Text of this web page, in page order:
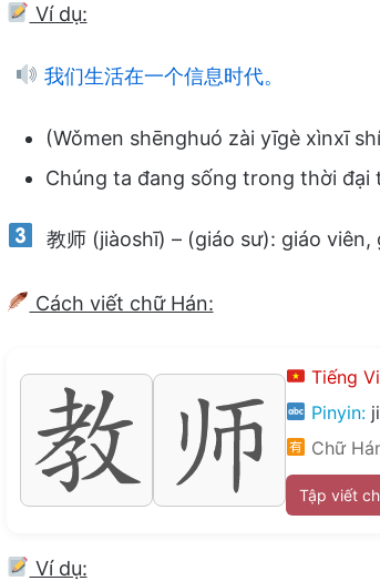
Ví dụ:
我们生活在一个信息时代。
(Wǒmen shēnghuó zài yīgè xìnxī
Chúng ta đang sống trong thời đại
教师 (jiàoshī) – (giáo sư): giáo
Cách viết chữ Hán:
Tiếng
Pinyin:
Chữ
Tập viết
Ví dụ: